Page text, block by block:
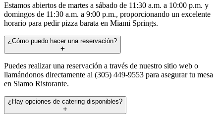
Estamos abiertos de martes a sábado de 11:30 a.m. a 10:00 p.m. y
domingos de 11:30 a.m. a 9:00 p.m., proporcionando un excelente
horario para pedir pizza barata en Miami Springs.
¿Cómo puedo hacer una reservación?
Puedes realizar una reservación a través de nuestro sitio web o
llamándonos directamente al (305) 449-9553 para asegurar tu mesa
en Siamo Ristorante.
¿Hay opciones de catering disponibles?